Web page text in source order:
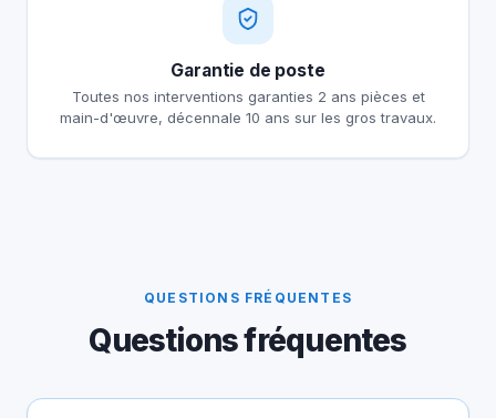
Garantie de poste
Toutes nos interventions garanties 2 ans pièces et
main-d'œuvre, décennale 10 ans sur les gros travaux.
QUESTIONS FRÉQUENTES
Questions fréquentes